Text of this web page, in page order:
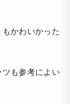
かわいかった
も参考によい